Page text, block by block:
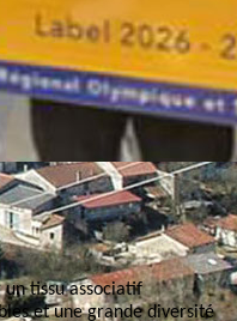
un tissu associatif
et une grande diversité